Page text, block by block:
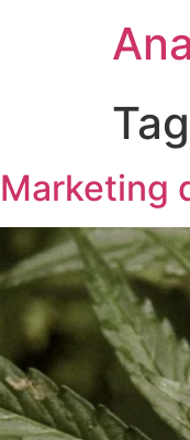
Marketing